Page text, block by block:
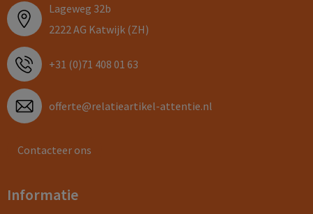
Lageweg 32b
2222 AG Katwijk (ZH)
+31 (0)71 408 01 63
offerte@relatieartikel-attentie.nl
Contacteer ons
Informatie